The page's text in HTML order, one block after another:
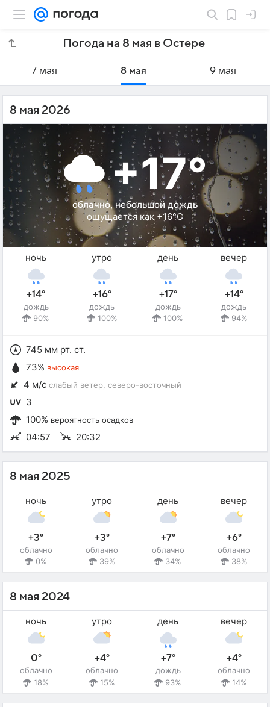
Погода на 8 мая в Остере
7 мая 8 мая 9 мая
8 мая 2026
+17°
облачно, небольшой дождь
ощущается как +16°C
ночь
+14°
дождь
90%
утро
+16°
дождь
100%
день
+17°
дождь
100%
вечер
+14°
дождь
94%
745 мм рт. ст.
73% высокая
4 м/с слабый ветер , северо-восточный
3
100% вероятность осадков
04:57 20:32
8 мая 2025
ночь
+3°
облачно
0%
утро
+3°
облачно
39%
день
+7°
облачно
34%
вечер
+6°
облачно
38%
8 мая 2024
ночь
0°
облачно
18%
утро
+4°
облачно
15%
день
+7°
дождь
93%
вечер
+4°
облачно
14%